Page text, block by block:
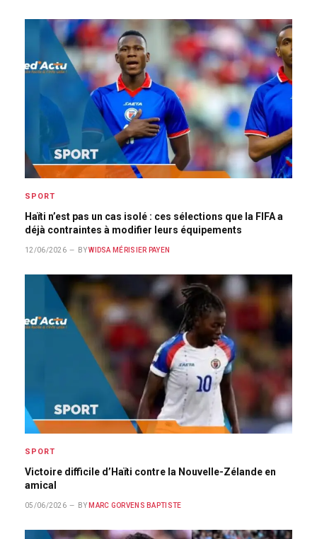
SPORT
Haïti n’est pas un cas isolé : ces sélections que la FIFA a
déjà contraintes à modifier leurs équipements
12/06/2026 BY WIDSA MÉRISIER PAYEN
SPORT
Victoire difficile d’Haïti contre la Nouvelle-Zélande en
amical
05/06/2026 BY MARC GORVENS BAPTISTE